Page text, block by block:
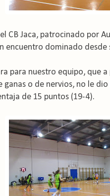
CB Jaca, patrocinado por
encuentro dominado
para nuestro equipo, que
ganas o de nervios, no le
de 15 puntos (19-4).